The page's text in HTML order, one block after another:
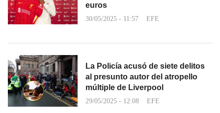
euros
30/05/2025 - 11:57 EFE
La Policía acusó de siete delitos
al presunto autor del atropello
múltiple de Liverpool
29/05/2025 - 12:08 EFE